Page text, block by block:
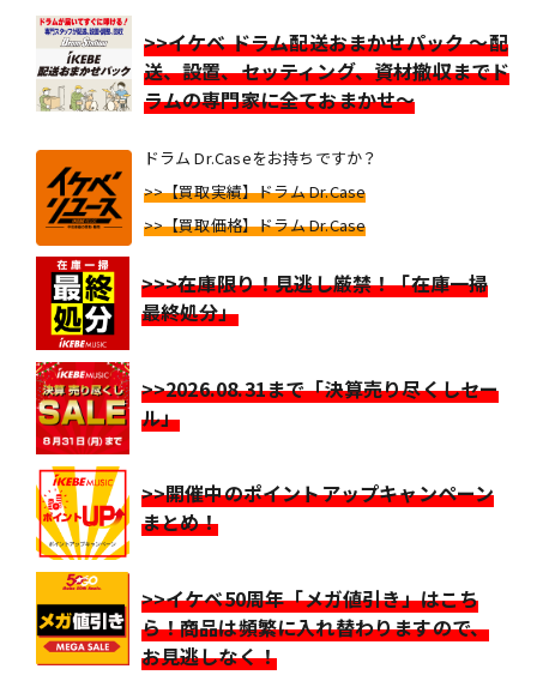
>>イケベ ドラム配送おまかせパック ～配
送、設置、セッティング、資材撤収までド
ラムの専門家に全ておまかせ～
ドラム Dr.Caseをお持ちですか？
>>【買取実績】ドラム Dr.Case
>>【買取価格】ドラム Dr.Case
>>>在庫限り！見逃し厳禁！「在庫一掃
最終処分」
>>2026.08.31まで「決算売り尽くしセー
ル」
>>開催中のポイントアップキャンペーン
まとめ！
>>イケベ50周年「メガ値引き」はこち
ら！商品は頻繁に入れ替わりますので、
お見逃しなく！